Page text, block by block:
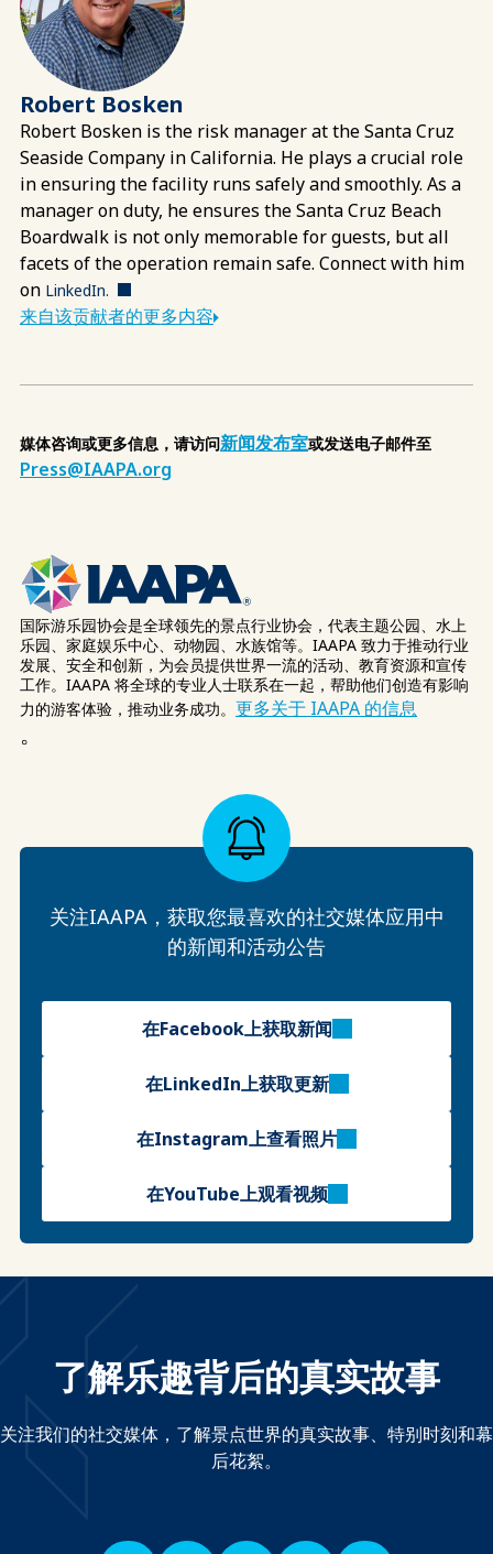
Robert Bosken
Robert Bosken is the risk manager at the Santa Cruz
Seaside Company in California. He plays a crucial role
in ensuring the facility runs safely and smoothly. As a
manager on duty, he ensures the Santa Cruz Beach
Boardwalk is not only memorable for guests, but all
facets of the operation remain safe. Connect with him
on LinkedIn.
来自该贡献者的更多内容
媒体咨询或更多信息，请访问新闻发布室或发送电子邮件至
Press@IAAPA.org
国际游乐园协会是全球领先的景点行业协会，代表主题公园、水上
乐园、家庭娱乐中心、动物园、水族馆等。IAAPA 致力于推动行业
发展、安全和创新，为会员提供世界一流的活动、教育资源和宣传
工作。IAAPA 将全球的专业人士联系在一起，帮助他们创造有影响
力的游客体验，推动业务成功。 更多关于 IAAPA 的信息
。
关注IAAPA，获取您最喜欢的社交媒体应用中
的新闻和活动公告
在Facebook上获取新闻
在LinkedIn上获取更新
在Instagram上查看照片
在YouTube上观看视频
了解乐趣背后的真实故事
关注我们的社交媒体，了解景点世界的真实故事、特别时刻和幕
后花絮。